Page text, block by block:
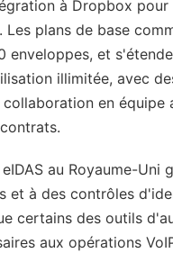
à Dropbox pour
plans de base
enveloppes, et
illimitée, avec
en équipe
au Royaume-Uni
et à des contrôles
certains des outils
aux opérations